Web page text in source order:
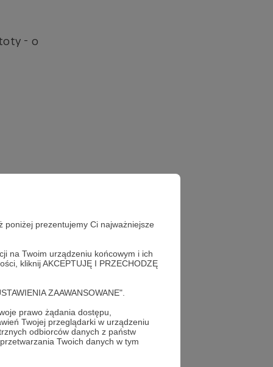
poniżej prezentujemy Ci najważniejsze
na Twoim urządzeniu końcowym i ich
kliknij AKCEPTUJĘ I PRZECHODZĘ
ZAAWANSOWANE".
prawo żądania dostępu,
Twojej przeglądarki w urządzeniu
odbiorców danych z państw
Twoich danych w tym
- o
profil autora